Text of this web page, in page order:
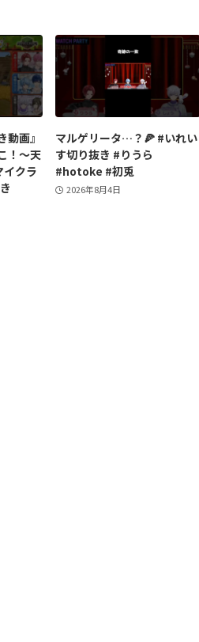
画』
！〜天
クラ
マルゲリータ…？🍕 #いれい
す切り抜き #りうら
#hotoke #初兎
2026年8月4日